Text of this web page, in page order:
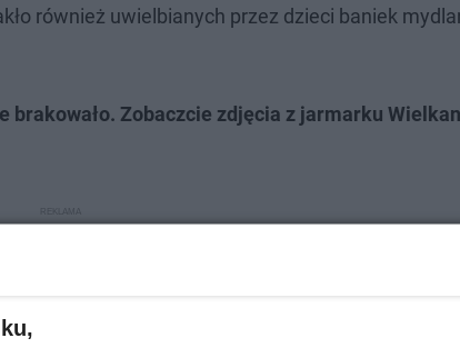
również uwielbianych przez dzieci baniek
brakowało. Zobaczcie zdjęcia z jarmarku